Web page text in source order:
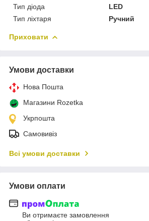
Тип діода
LED
Тип ліхтаря
Ручний
Приховати
Умови доставки
Нова Пошта
Магазини Rozetka
Укрпошта
Самовивіз
Всі умови доставки
Умови оплати
Ви отримаєте замовлення